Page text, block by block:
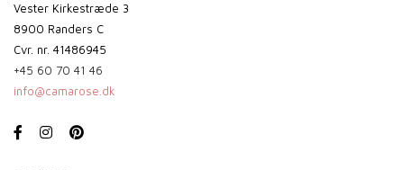
Vester Kirkestræde 3
8900 Randers C
Cvr. nr. 41486945
+45 60 70 41 46
info@camarose.dk